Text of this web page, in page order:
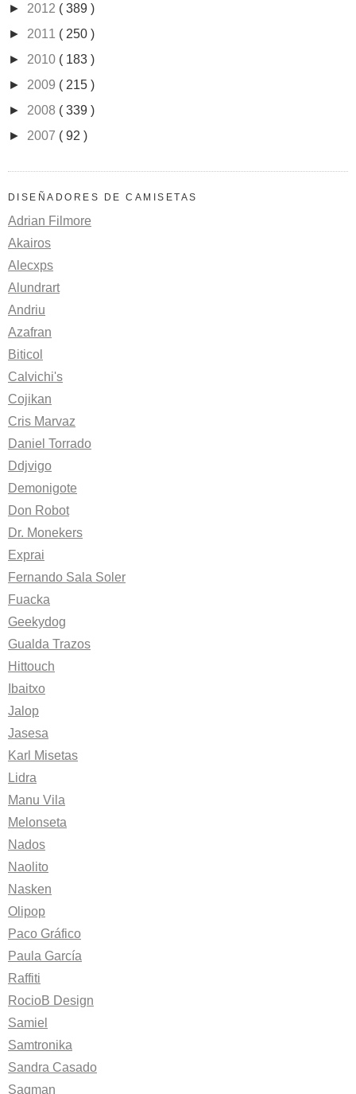
► 2012 ( 389 )
► 2011 ( 250 )
► 2010 ( 183 )
► 2009 ( 215 )
► 2008 ( 339 )
► 2007 ( 92 )
DISEÑADORES DE CAMISETAS
Adrian Filmore
Akairos
Alecxps
Alundrart
Andriu
Azafran
Biticol
Calvichi's
Cojikan
Cris Marvaz
Daniel Torrado
Ddjvigo
Demonigote
Don Robot
Dr. Monekers
Exprai
Fernando Sala Soler
Fuacka
Geekydog
Gualda Trazos
Hittouch
Ibaitxo
Jalop
Jasesa
Karl Misetas
Lidra
Manu Vila
Melonseta
Nados
Naolito
Nasken
Olipop
Paco Gráfico
Paula García
Raffiti
RocioB Design
Samiel
Samtronika
Sandra Casado
Saqman